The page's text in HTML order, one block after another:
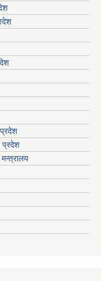
प्रदेश
प्रदेश